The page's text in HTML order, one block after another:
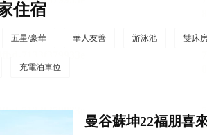
住宿
五星/豪華 華人友善 游泳池 雙床
充電泊車位
曼谷蘇坤22福朋喜